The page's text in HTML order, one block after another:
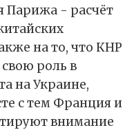
Парижа - расчёт
на то, что КНР
роль в
на Украине,
с тем Франция и
внимание